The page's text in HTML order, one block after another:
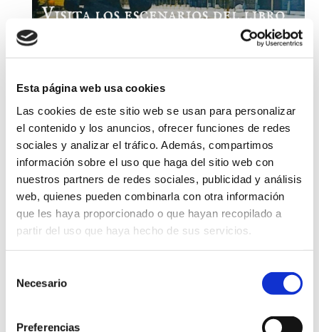
Esta página web usa cookies
Las cookies de este sitio web se usan para personalizar
el contenido y los anuncios, ofrecer funciones de redes
sociales y analizar el tráfico. Además, compartimos
información sobre el uso que haga del sitio web con
nuestros partners de redes sociales, publicidad y análisis
web, quienes pueden combinarla con otra información
que les haya proporcionado o que hayan recopilado a
partir del uso que haya hecho de sus servicios.
Necesario
Preferencias
Junio 2025
Otras actividades:
Comida de Fiestas Inscripción abierta
Actividades de Verano en Canfranc
Exposición: Desde Somport, impulso al Patrimonio Mundial